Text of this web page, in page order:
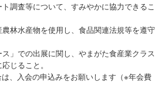
ト調査等について、すみやかに協力できるこ
農林水産物を使用し、食品関連法規等を遵守
ス」での出展に関し、やまがた食産業クラス
じること。
入会の申込みをお願いします（※年会費